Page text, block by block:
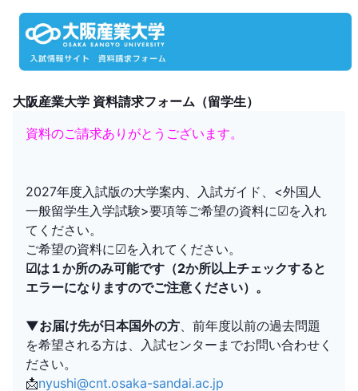
大阪産業大学 資料請求フォーム（留学生）
資料のご請求ありがとうございます。
2027年度入試版の大学案内、入試ガイド、<外国人
一般留学生入学試験>要項等ご希望の資料に☑を入れ
てください。
☑は１か所のみ可能です（2か所以上チェックすると
エラーになりますのでご注意ください）。
▼お届け先が日本国外の方 、前年度以前の過去問題
を希望される方は、入試センターまでお問い合わせく
ださい。
📩nyushi@cnt.osaka-sandai.ac.jp